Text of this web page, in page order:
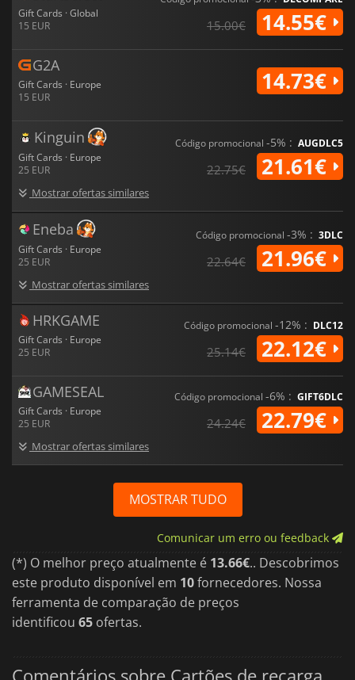
Gift Cards · Global
15 EUR
15.00€ 14.55€
G2A
Gift Cards · Europe
15 EUR
14.73€
Kinguin
Gift Cards · Europe
25 EUR
Mostrar ofertas similares
Código promocional -5% : AUGDLC5
22.75€ 21.61€
Eneba
Gift Cards · Europe
25 EUR
Mostrar ofertas similares
Código promocional -3% : 3DLC
22.64€ 21.96€
HRKGAME
Gift Cards · Europe
25 EUR
Código promocional -12% : DLC12
25.14€ 22.12€
GAMESEAL
Gift Cards · Europe
25 EUR
Mostrar ofertas similares
Código promocional -6% : GIFT6DLC
24.24€ 22.79€
MOSTRAR TUDO
Comunicar um erro ou feedback
(*) O melhor preço atualmente é 13.66€.. Descobrimos
este produto disponível em 10fornecedores. Nossa
ferramenta de comparação de preços
identificou 65 ofertas.
Comentários sobre Cartões de recarga